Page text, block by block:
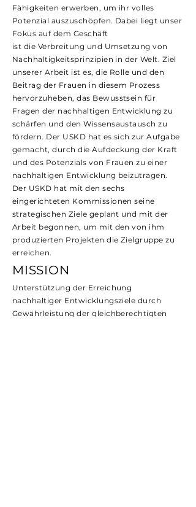
Fähigkeiten erwerben, um ihr volles
Potenzial auszuschöpfen. Dabei liegt unser
Fokus auf dem Geschäft
ist die Verbreitung und Umsetzung von
Nachhaltigkeitsprinzipien in der Welt. Ziel
unserer Arbeit ist es, die Rolle und den
Beitrag der Frauen in diesem Prozess
hervorzuheben, das Bewusstsein für
Fragen der nachhaltigen Entwicklung zu
schärfen und den Wissensaustausch zu
fördern. Der USKD hat es sich zur Aufgabe
gemacht, durch die Aufdeckung der Kraft
und des Potenzials von Frauen zu einer
nachhaltigen Entwicklung beizutragen.
Der USKD hat mit den sechs
eingerichteten Kommissionen seine
strategischen Ziele geplant und mit der
Arbeit begonnen, um mit den von ihm
produzierten Projekten die Zielgruppe zu
erreichen.
MISSION
Unterstützung der Erreichung
nachhaltiger Entwicklungsziele durch
Gewährleistung der gleichberechtigten